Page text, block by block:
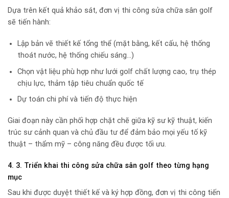
Dựa trên kết quả khảo sát, đơn vị thi công sửa chữa sân golf
sẽ tiến hành:
Lập bản vẽ thiết kế tổng thể (mặt bằng, kết cấu, hệ thống
thoát nước, hệ thống chiếu sáng…)
Chọn vật liệu phù hợp như lưới golf chất lượng cao, trụ thép
chịu lực, thảm tập tiêu chuẩn quốc tế
Dự toán chi phí và tiến độ thực hiện
Giai đoạn này cần phối hợp chặt chẽ giữa kỹ sư kỹ thuật, kiến
trúc sư cảnh quan và chủ đầu tư để đảm bảo mọi yếu tố kỹ
thuật – thẩm mỹ – công năng đều được tối ưu.
4. 3. Triển khai thi công sửa chữa sân golf theo từng hạng
mục
Sau khi được duyệt thiết kế và ký hợp đồng, đơn vị thi công tiến